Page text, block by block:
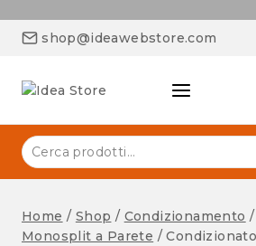
shop@ideawebstore.com
Home / Shop / Condizionamento /
Monosplit a Parete /